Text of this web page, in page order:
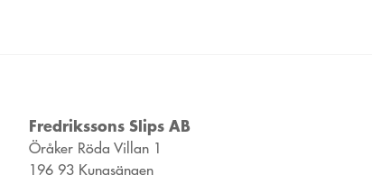
Fredrikssons Slips AB
Öråker Röda Villan 1
196 93 Kungsängen